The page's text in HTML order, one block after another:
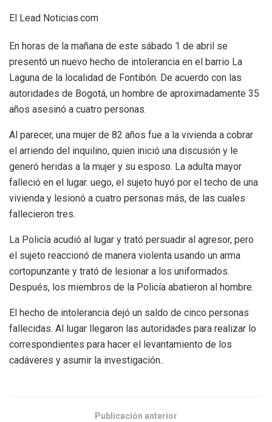
El Lead Noticias.com
En horas de la mañana de este sábado 1 de abril se
presentó un nuevo hecho de intolerancia en el barrio La
Laguna de la localidad de Fontibón. De acuerdo con las
autoridades de Bogotá, un hombre de aproximadamente 35
años asesinó a cuatro personas.
Al parecer, una mujer de 82 años fue a la vivienda a cobrar
el arriendo del inquilino, quien inició una discusión y le
generó heridas a la mujer y su esposo. La adulta mayor
falleció en el lugar. uego, el sujeto huyó por el techo de una
vivienda y lesionó a cuatro personas más, de las cuales
fallecieron tres.
La Policía acudió al lugar y trató persuadir al agresor, pero
el sujeto reaccionó de manera violenta usando un arma
cortopunzante y trató de lesionar a los uniformados.
Después, los miembros de la Policía abatieron al hombre.
El hecho de intolerancia dejó un saldo de cinco personas
fallecidas. Al lugar llegaron las autoridades para realizar lo
correspondientes para hacer el levantamiento de los
cadáveres y asumir la investigación..
Publicación anterior